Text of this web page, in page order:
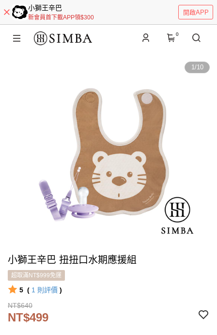
小獅王辛巴
新會員首下載APP領$300
開啟APP
0
1/10
小獅王辛巴 扭扭口水期應援組
超取滿NT$999免運
5 ( 1 則評價 )
NT$640
NT$499